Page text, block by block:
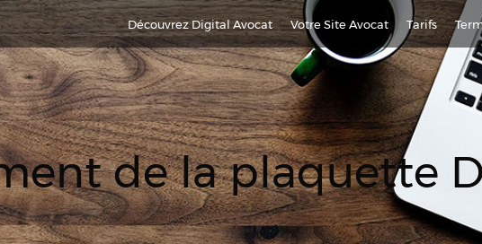
Découvrez Digital Avocat Votre Site Avocat Tarifs
de la plaquette